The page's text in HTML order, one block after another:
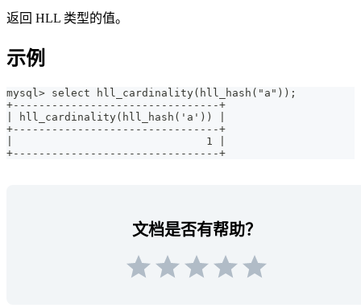
返回 HLL 类型的值。
示例
mysql> select hll_cardinality(hll_hash("a"));
+--------------------------------+
| hll_cardinality(hll_hash('a')) |
+--------------------------------+
|                              1 |
+--------------------------------+
文档是否有帮助？